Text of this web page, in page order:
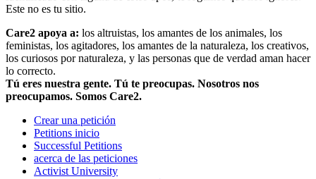
Este no es tu sitio.
Care2 apoya a: los altruistas, los amantes de los animales, los
feministas, los agitadores, los amantes de la naturaleza, los creativos,
los curiosos por naturaleza, y las personas que de verdad aman hacer
lo correcto.
Tú eres nuestra gente. Tú te preocupas. Nosotros nos
preocupamos. Somos Care2.
Crear una petición
Petitions inicio
Successful Petitions
acerca de las peticiones
Activist University